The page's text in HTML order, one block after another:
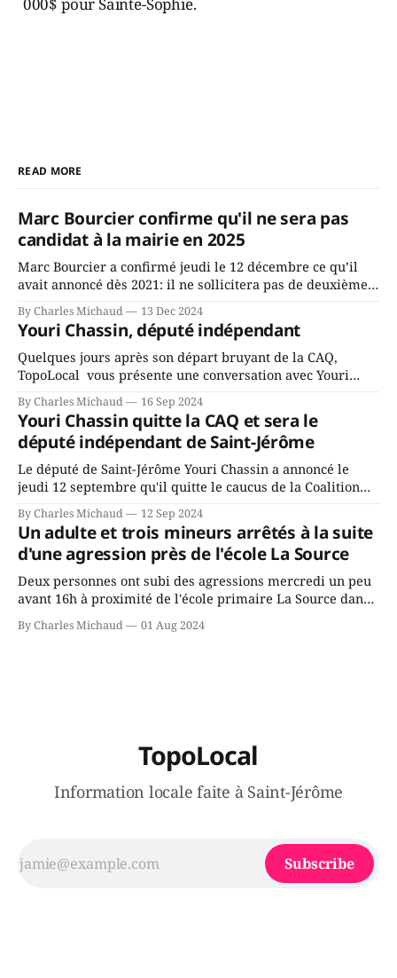
000$ pour Sainte-Sophie.
READ MORE
Marc Bourcier confirme qu'il ne sera pas
candidat à la mairie en 2025
Marc Bourcier a confirmé jeudi le 12 décembre ce qu’il
avait annoncé dès 2021: il ne sollicitera pas de deuxième
mandat à titre de maire de Saint-Jérôme. Bourcier en a
fait l’annonce en s’adressant aux employés de la ville,
rassemblés en soirée pour leur traditionnel souper
By Charles Michaud 13 Dec 2024
Youri Chassin, député indépendant
Quelques jours après son départ bruyant de la CAQ,
TopoLocal vous présente une conversation avec Youri
Chassin. Nous avons causé de sa décision. Y songeait-il
depuis longtemps? Sera-t-il candidat indépendant dans 2
ans? Joindrait-il un autre parti, par exemple les
conservateurs d’Éric Duhaime? Que lui
By Charles Michaud 16 Sep 2024
Youri Chassin quitte la CAQ et sera le
député indépendant de Saint-Jérôme
Le député de Saint-Jérôme Youri Chassin a annoncé le
jeudi 12 septembre qu'il quitte le caucus de la Coalition
Avenir Québec de François Legault parce qu'il est déçu du
gouvernement de la CAQ, surtout de son incapacité, qu'il
juge chronique, à offrir des
By Charles Michaud 12 Sep 2024
Un adulte et trois mineurs arrêtés à la suite
d'une agression près de l'école La Source
Deux personnes ont subi des agressions mercredi un peu
avant 16h à proximité de l'école primaire La Source dans
le secteur Bellefeuille de Saint-Jérôme. L'une de deux
victimes aurait été écrasée sous un véhicule et aspergée
By Charles Michaud 01 Aug 2024
TopoLocal
Information locale faite à Saint-Jérôme
Subscribe